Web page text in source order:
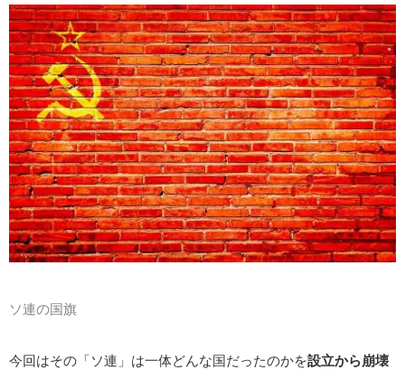
ソ連の国旗
今回はその「ソ連」は一体どんな国だったのかを設立から崩壊